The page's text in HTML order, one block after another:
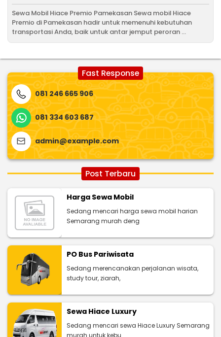
Sewa Mobil Hiace Premio Pamekasan Sewa mobil Hiace
Premio di Pamekasan hadir untuk memenuhi kebutuhan
transportasi Anda, baik untuk antar jemput peroran ...
Fast Response
081 246 665 906
081 334 603 687
admin@example.com
Post Terbaru
Harga Sewa Mobil
Sedang mencari harga sewa mobil harian
Semarang murah deng
PO Bus Pariwisata
Sedang merencanakan perjalanan wisata,
study tour, ziarah,
Sewa Hiace Luxury
Sedang mencari sewa Hiace Luxury Semarang
murah untuk kebu